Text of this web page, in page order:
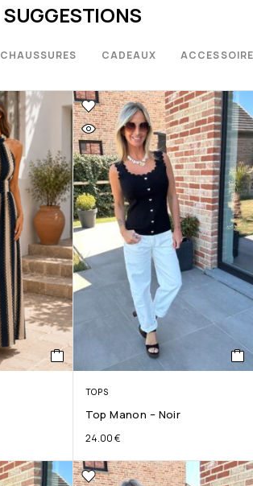
SUGGESTIONS
CHAUSSURES CADEAUX
TOPS
Top Manon – Noir
24.00€